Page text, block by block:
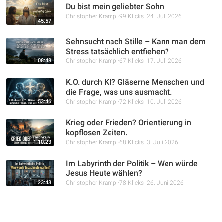
45:57
Du bist mein geliebter Sohn
Christopher Kramp 99 Klicks 24. Juli 2026
1:08:48
Sehnsucht nach Stille – Kann man dem
Stress tatsächlich entfiehen?
Christopher Kramp 67 Klicks 17. Juli 2026
53:46
K.O. durch KI? Gläserne Menschen und
die Frage, was uns ausmacht.
Christopher Kramp 72 Klicks 10. Juli 2026
1:10:23
Krieg oder Frieden? Orientierung in
kopflosen Zeiten.
Christopher Kramp 68 Klicks 3. Juli 2026
1:23:43
Im Labyrinth der Politik – Wen würde
Jesus Heute wählen?
Christopher Kramp 78 Klicks 26. Juni 2026